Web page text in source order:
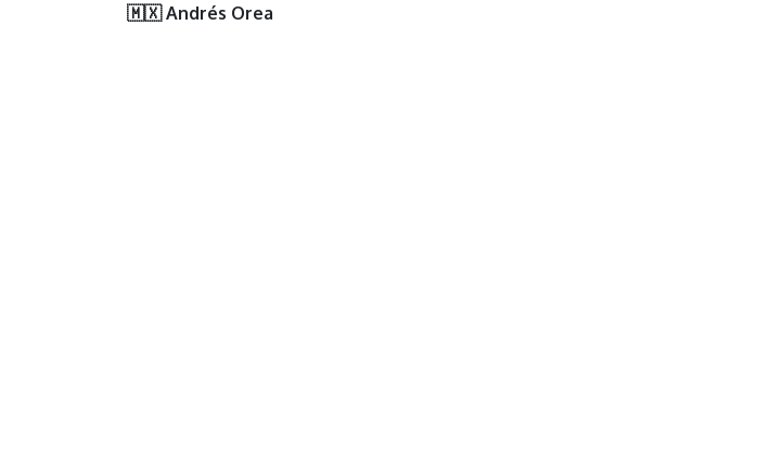
🇲🇽 Andrés Orea